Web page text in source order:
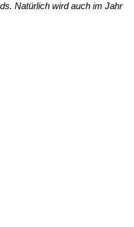
Natürlich wird auch im Jahr